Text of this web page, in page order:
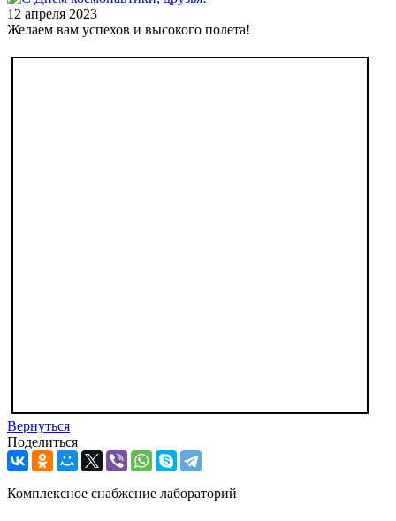
12 апреля 2023
Желаем вам успехов и высокого полета!
Вернуться
Поделиться
Комплексное снабжение лабораторий